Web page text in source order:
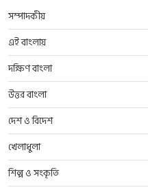
সম্পাদকীয়
এই বাংলায়
দক্ষিণ বাংলা
উত্তর বাংলা
দেশ ও বিদেশ
খেলাধুলা
শিল্প ও সংকৃতি